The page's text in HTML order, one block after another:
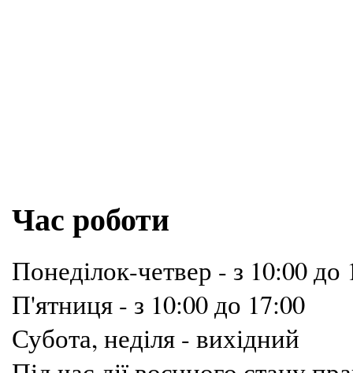
Час роботи
Понеділок-четвер - з 10:00 до
П'ятниця - з 10:00 до 17:00
Субота, неділя - вихідний